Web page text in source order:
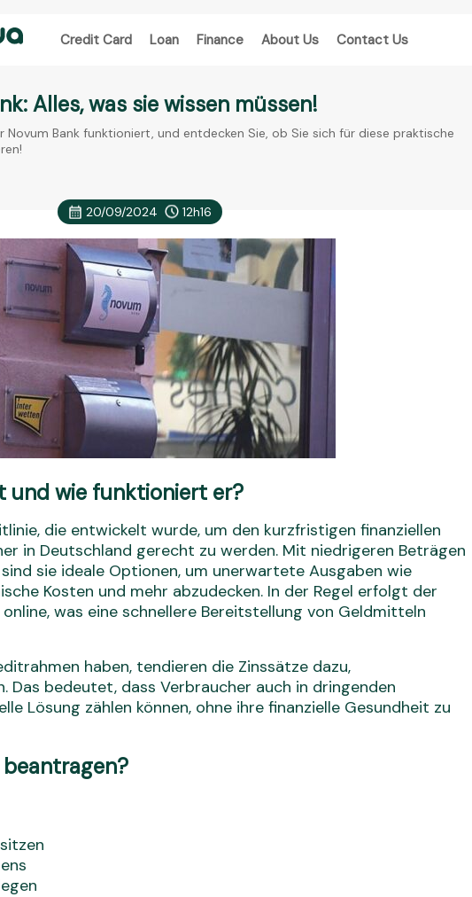
Credit Card Loan Finance About Us Contact Us
Alles, was sie wissen müssen!
Novum Bank funktioniert, und entdecken Sie, ob Sie sich für diese praktische
20/09/2024 12h16
und wie funktioniert er?
die entwickelt wurde, um den kurzfristigen finanziellen
in Deutschland gerecht zu werden. Mit niedrigeren Beträgen
sie ideale Optionen, um unerwartete Ausgaben wie
Kosten und mehr abzudecken. In der Regel erfolgt der
was eine schnellere Bereitstellung von Geldmitteln
haben, tendieren die Zinssätze dazu,
Das bedeutet, dass Verbraucher auch in dringenden
Lösung zählen können, ohne ihre finanzielle Gesundheit zu